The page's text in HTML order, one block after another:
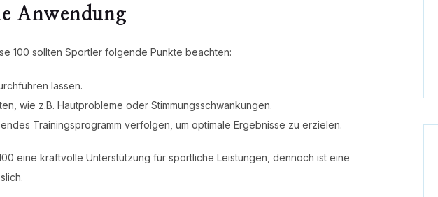
Anwendung
100 sollten Sportler folgende Punkte beachten:
lassen.
wie z.B. Hautprobleme oder Stimmungsschwankungen.
Trainingsprogramm verfolgen, um optimale Ergebnisse zu erzielen.
eine kraftvolle Unterstützung für sportliche Leistungen, dennoch ist eine